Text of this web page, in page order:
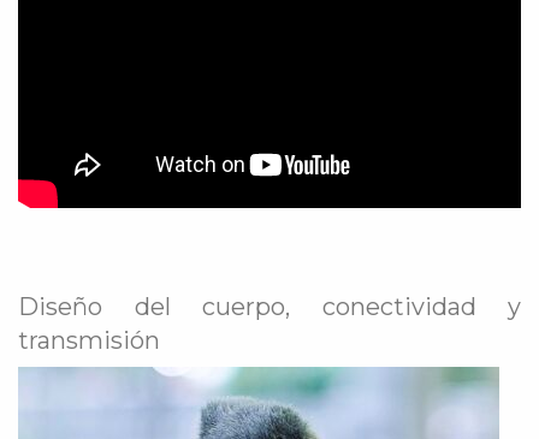
Diseño del cuerpo, conectividad y
transmisión